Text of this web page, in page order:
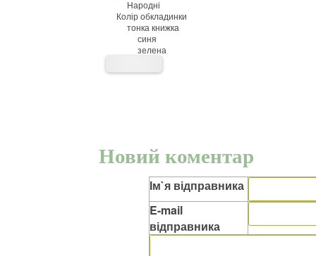
Народні
Колір обкладинки
тонка книжка
синя
зелена
Новий коментар
Ім`я відправника
E-mail
відправника